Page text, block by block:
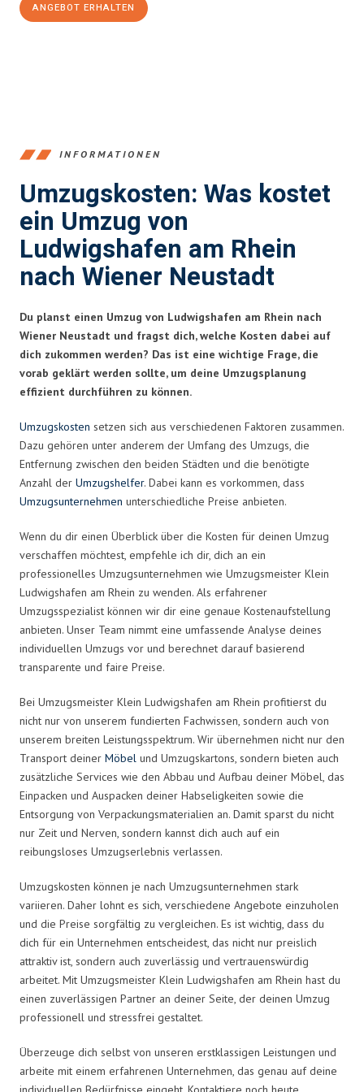
ANGEBOT ERHALTEN
INFORMATIONEN
Umzugskosten: Was kostet
ein Umzug von
Ludwigshafen am Rhein
nach Wiener Neustadt
Du planst einen Umzug von Ludwigshafen am Rhein nach
Wiener Neustadt und fragst dich, welche Kosten dabei auf
dich zukommen werden? Das ist eine wichtige Frage, die
vorab geklärt werden sollte, um deine Umzugsplanung
effizient durchführen zu können.
Umzugskosten setzen sich aus verschiedenen Faktoren zusammen.
Dazu gehören unter anderem der Umfang des Umzugs, die
Entfernung zwischen den beiden Städten und die benötigte
Anzahl der Umzugshelfer. Dabei kann es vorkommen, dass
Umzugsunternehmen unterschiedliche Preise anbieten.
Wenn du dir einen Überblick über die Kosten für deinen Umzug
verschaffen möchtest, empfehle ich dir, dich an ein
professionelles Umzugsunternehmen wie Umzugsmeister Klein
Ludwigshafen am Rhein zu wenden. Als erfahrener
Umzugsspezialist können wir dir eine genaue Kostenaufstellung
anbieten. Unser Team nimmt eine umfassende Analyse deines
individuellen Umzugs vor und berechnet darauf basierend
transparente und faire Preise.
Bei Umzugsmeister Klein Ludwigshafen am Rhein profitierst du
nicht nur von unserem fundierten Fachwissen, sondern auch von
unserem breiten Leistungsspektrum. Wir übernehmen nicht nur den
Transport deiner Möbel und Umzugskartons, sondern bieten auch
zusätzliche Services wie den Abbau und Aufbau deiner Möbel, das
Einpacken und Auspacken deiner Habseligkeiten sowie die
Entsorgung von Verpackungsmaterialien an. Damit sparst du nicht
nur Zeit und Nerven, sondern kannst dich auch auf ein
reibungsloses Umzugserlebnis verlassen.
Umzugskosten können je nach Umzugsunternehmen stark
variieren. Daher lohnt es sich, verschiedene Angebote einzuholen
und die Preise sorgfältig zu vergleichen. Es ist wichtig, dass du
dich für ein Unternehmen entscheidest, das nicht nur preislich
attraktiv ist, sondern auch zuverlässig und vertrauenswürdig
arbeitet. Mit Umzugsmeister Klein Ludwigshafen am Rhein hast du
einen zuverlässigen Partner an deiner Seite, der deinen Umzug
professionell und stressfrei gestaltet.
Überzeuge dich selbst von unseren erstklassigen Leistungen und
arbeite mit einem erfahrenen Unternehmen, das genau auf deine